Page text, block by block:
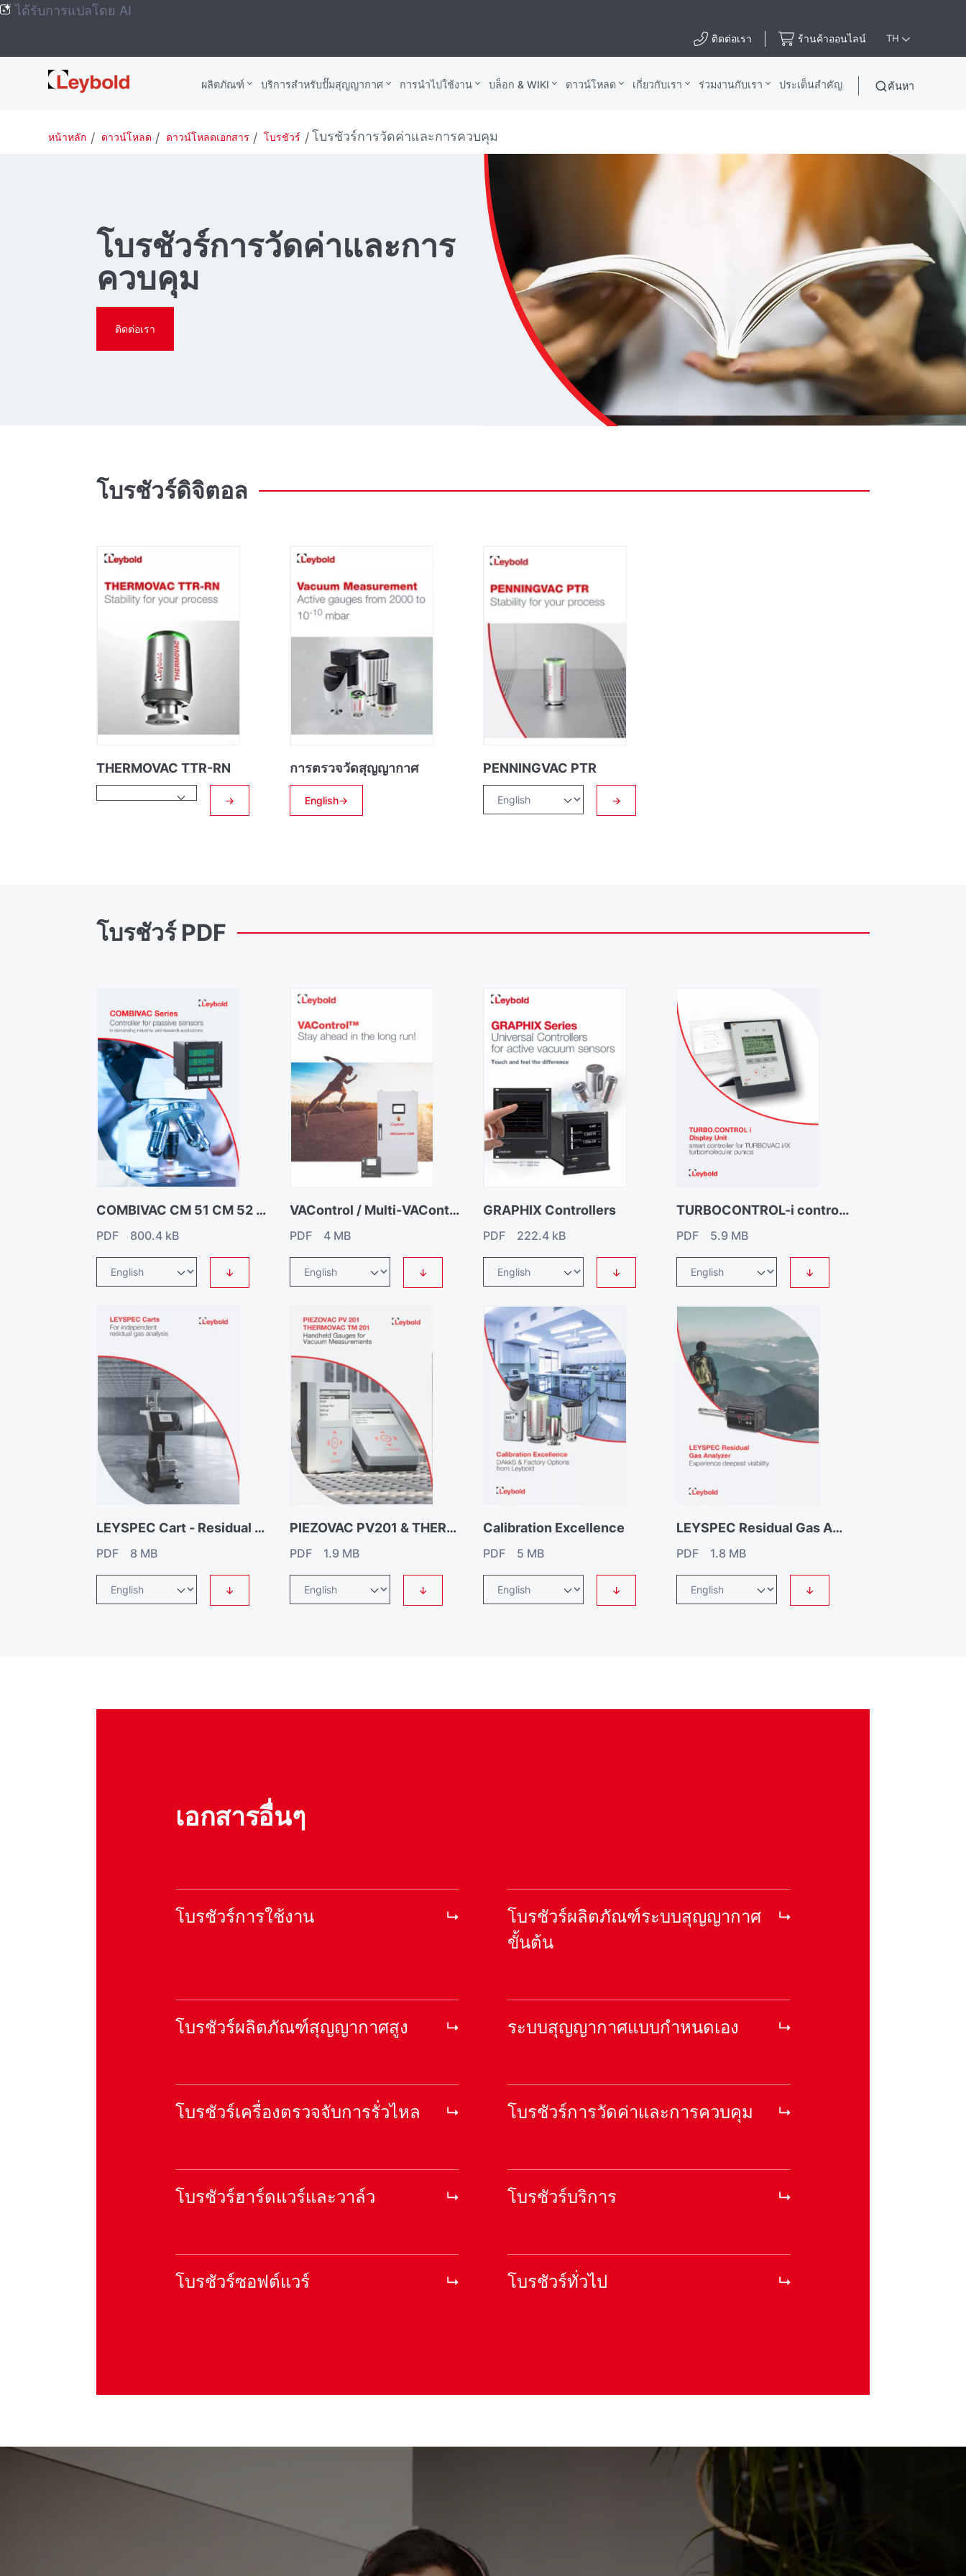
ได้รับการแปลโดย AI
ติดต่อเรา ร้านค้าออนไลน์ TH
Leybold
Global
ผลิตภัณฑ์ บริการสําหรับปั๊มสุญญากาศ การนำไปใช้งาน บล็อก & WIKI ดาวน์โหลด เกี่ยวกับเรา ร่วมงานกับเรา ประเด็นสําคัญ ค้นหา
หน้าหลัก ดาวน์โหลด ดาวน์โหลดเอกสาร โบรชัวร์ โบรชัวร์การวัดค่าและการควบคุม
โบรชัวร์การวัดค่าและการ
ควบคุม
ติดต่อเรา
โบรชัวร์ดิจิตอล
THERMOVAC TTR-RN
→
การตรวจวัดสุญญากาศ
English→
PENNINGVAC PTR
→
โบรชัวร์ PDF
COMBIVAC CM 51 CM 52 Controller
PDF 800.4 kB
↓
VAControl / Multi-VAControl
PDF 4 MB
↓
GRAPHIX Controllers
PDF 222.4 kB
↓
TURBOCONTROL-i controller for TURBOVAC i/iX
PDF 5.9 MB
↓
LEYSPEC Cart - Residual gas analyzer
PDF 8 MB
↓
PIEZOVAC PV201 & THERMOVAC TM201 - Handheld gauges for vacuum measurements
PDF 1.9 MB
↓
Calibration Excellence
PDF 5 MB
↓
LEYSPEC Residual Gas Analyzer
PDF 1.8 MB
↓
เอกสารอื่นๆ
โบรชัวร์การใช้งาน
โบรชัวร์ผลิตภัณฑ์ระบบสุญญากาศ
ขั้นต้น
โบรชัวร์ผลิตภัณฑ์สุญญากาศสูง ระบบสุญญากาศแบบกําหนดเอง
โบรชัวร์เครื่องตรวจจับการรั่วไหล โบรชัวร์การวัดค่าและการควบคุม
โบรชัวร์ฮาร์ดแวร์และวาล์ว โบรชัวร์บริการ
โบรชัวร์ซอฟต์แวร์ โบรชัวร์ทั่วไป